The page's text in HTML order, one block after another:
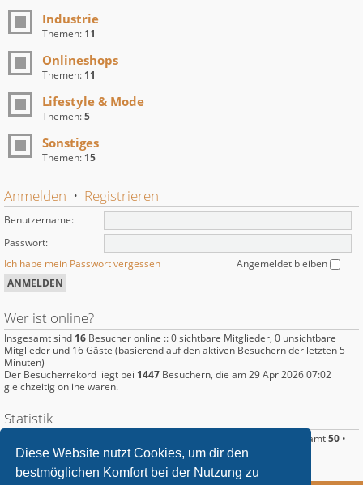
Diese Website nutzt Cookies, um dir den
bestmöglichen Komfort bei der Nutzung zu
Industrie
Themen: 11
Onlineshops
Themen: 11
Lifestyle & Mode
Themen:5
Sonstiges
Themen: 15
Anmelden • Registrieren
Benutzername:
Passwort:
Ich habe mein Passwort vergessen
Angemeldet bleiben
Wer ist online?
Insgesamt sind 16 Besucher online :: 0 sichtbare Mitglieder, 0 unsichtbare
Mitglieder und 16 Gäste (basierend auf den aktiven Besuchern der letzten 5
Minuten)
Der Besucherrekord liegt bei 1447 Besuchern, die am 29 Apr 2026 07:02
gleichzeitig online waren.
Statistik
• Mitglieder insgesamt50 •
Unser neuestes Mitglied:Langus